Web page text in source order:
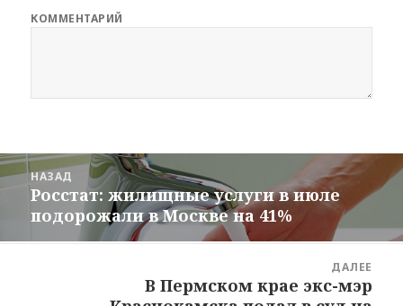
КОММЕНТАРИЙ
Навигация
по
новостям
НАЗАД
Предыдущая
запись:
Росстат: жилищные услуги в июле
подорожали в Москве на 41%
ДАЛЕЕ
В Пермском крае экс-мэр